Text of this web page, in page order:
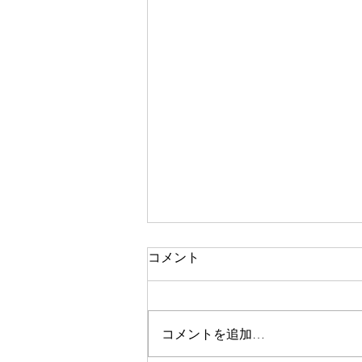
白馬の恵み
コメント
コメントを追加…